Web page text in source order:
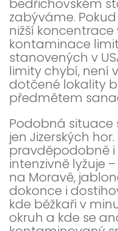
bedřichovském
zabýváme.
nižší
kontaminace
stanovených v
limity chybí, není
dotčené lokality
předmětem
Podobná situace
jen Jizerských
pravděpodobně i
intenzivně lyžuje
na Moravě,
dokonce i
kde běžkaři v
okruh a kde se